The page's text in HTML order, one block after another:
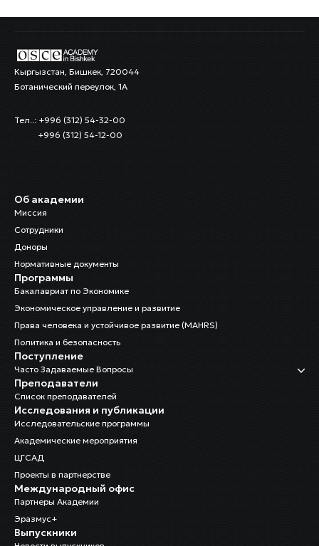
Кыргызстан, Бишкек, 720044
Ботанический переулок, 1А
Тел..: +996 (312) 54-32-00
+996 (312) 54-12-00
Об академии
Миссия
Сотрудники
Доноры
Нормативные документы
Программы
Бакалавриат по Экономике
Экономическое управление и развитие
Права человека и устойчивое развитие (MAHRS)
Политика и безопасность
Поступление
Часто Задаваемые Вопросы
Преподаватели
Список преподавателей
Исследования и публикации
Исследовательские программы
Академические мероприятия
ЦГСАД
Проекты в партнерстве
Международный офис
Партнеры Академии
Эразмус+
Выпускники